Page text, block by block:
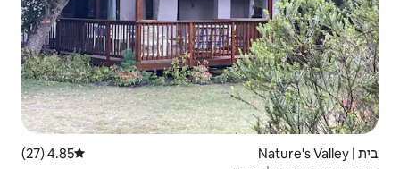
דירוג ממוצע של 4.85 מתוך 5, 27 ביקורות